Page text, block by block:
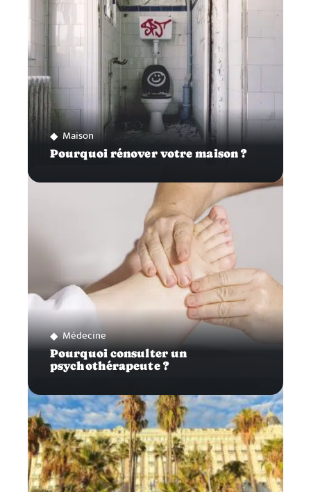
Maison
Pourquoi rénover votre maison ?
Médecine
Pourquoi consulter un
psychothérapeute ?